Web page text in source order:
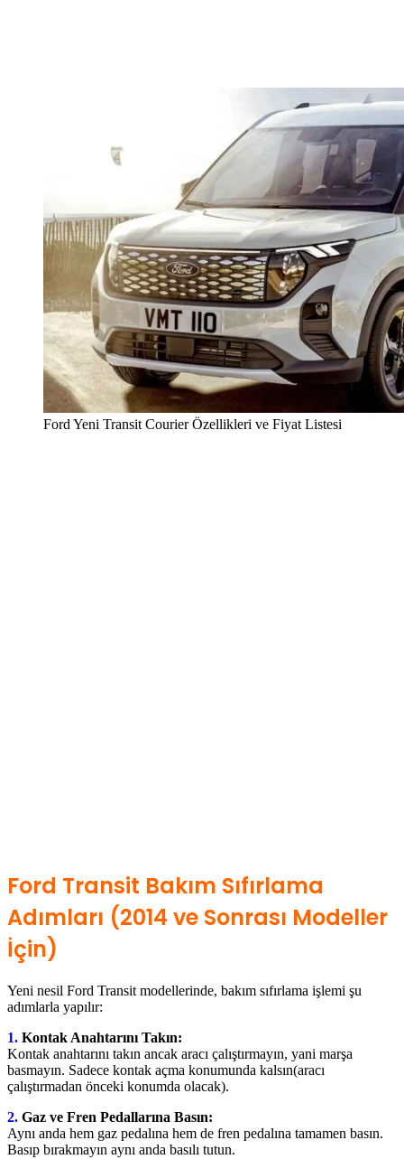
Ford Yeni Transit Courier Özellikleri ve Fiyat Listesi
Ford Transit Bakım Sıfırlama
Adımları (2014 ve Sonrası Modeller
İçin)
Yeni nesil Ford Transit modellerinde, bakım sıfırlama işlemi şu
adımlarla yapılır:
1. Kontak Anahtarını Takın:
Kontak anahtarını takın ancak aracı çalıştırmayın, yani marşa
basmayın. Sadece kontak açma konumunda kalsın(aracı
çalıştırmadan önceki konumda olacak).
2. Gaz ve Fren Pedallarına Basın:
Aynı anda hem gaz pedalına hem de fren pedalına tamamen basın.
Basıp bırakmayın aynı anda basılı tutun.